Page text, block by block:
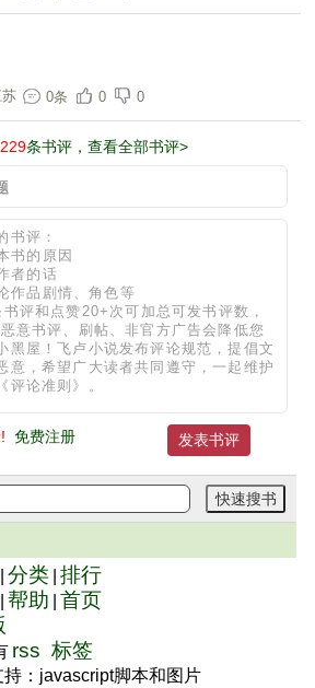
0条 0 0
条书评，查看全部书评>
免费注册
分类 排行
帮助 首页
rss 标签
：javascript脚本和图片